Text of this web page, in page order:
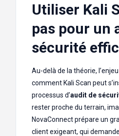
Utiliser Kali
pas pour un
sécurité
Au-delà de la théorie,
comment Kali Scan peut
processus d’audit de
rester proche du terrain,
NovaConnect prépare un
client exigeant, qui